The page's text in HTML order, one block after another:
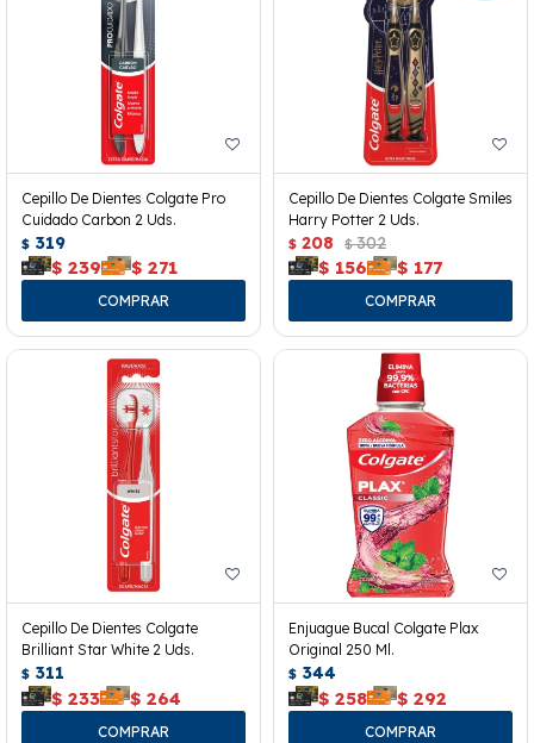
Cepillo De Dientes Colgate Pro
Cuidado Carbon 2 Uds.
$ 319
$ 239 $ 271
Cepillo De Dientes Colgate Smiles
Harry Potter 2 Uds.
$ 208 $ 302
$ 156 $ 177
Cepillo De Dientes Colgate
Brilliant Star White 2 Uds.
$ 311
$ 233 $ 264
Enjuague Bucal Colgate Plax
Original 250 Ml.
$ 344
$ 258 $ 292